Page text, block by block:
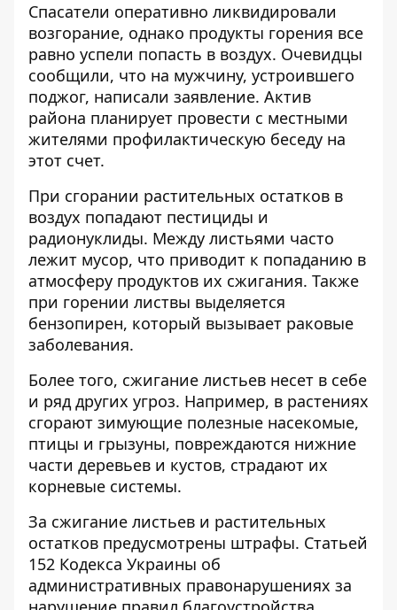
Спасатели оперативно ликвидировали
возгорание, однако продукты горения все
равно успели попасть в воздух. Очевидцы
сообщили, что на мужчину, устроившего
поджог, написали заявление. Актив
района планирует провести с местными
жителями профилактическую беседу на
этот счет.
При сгорании растительных остатков в
воздух попадают пестициды и
радионуклиды. Между листьями часто
лежит мусор, что приводит к попаданию в
атмосферу продуктов их сжигания. Также
при горении листвы выделяется
бензопирен, который вызывает раковые
заболевания.
Более того, сжигание листьев несет в себе
и ряд других угроз. Например, в растениях
сгорают зимующие полезные насекомые,
птицы и грызуны, повреждаются нижние
части деревьев и кустов, страдают их
корневые системы.
За сжигание листьев и растительных
остатков предусмотрены штрафы. Статьей
152 Кодекса Украины об
административных правонарушениях за